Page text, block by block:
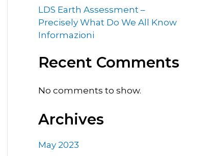
LDS Earth Assessment –
Precisely What Do We All Know
Informazioni
Recent Comments
No comments to show.
Archives
May 2023